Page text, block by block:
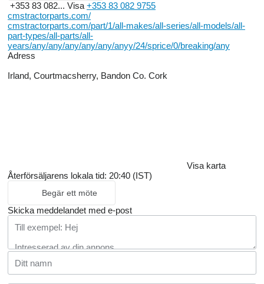
+353 83 082... Visa +353 83 082 9755
cmstractorparts.com/
cmstractorparts.com/part/1/all-makes/all-series/all-models/all-
part-types/all-parts/all-
years/any/any/any/any/any/anyy/24/sprice/0/breaking/any
Adress
Irland, Courtmacsherry, Bandon Co. Cork
Visa karta
Återförsäljarens lokala tid: 20:40 (IST)
Begär ett möte
Skicka meddelandet med e-post